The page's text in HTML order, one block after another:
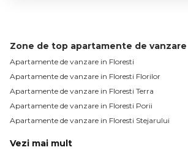
Zone de top apartamente de vanzare
Apartamente de vanzare in Floresti
Apartamente de vanzare in Floresti Florilor
Apartamente de vanzare in Floresti Terra
Apartamente de vanzare in Floresti Porii
Apartamente de vanzare in Floresti Stejarului
Vezi mai mult